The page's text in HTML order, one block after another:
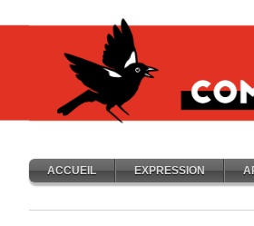
ACCUEIL EXPRESSION